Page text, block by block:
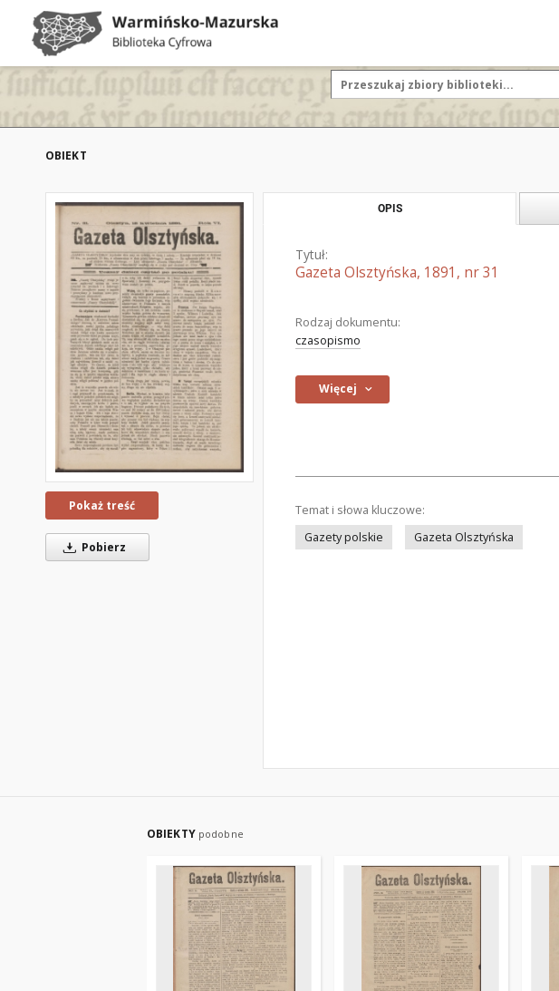
OBIEKT
Pokaż treść
Pobierz
OPIS
Tytuł:
Gazeta Olsztyńska, 1891, nr 31
Rodzaj dokumentu:
czasopismo
Więcej
Temat i słowa kluczowe:
Gazety polskie
Gazeta Olsztyńska
OBIEKTY podobne